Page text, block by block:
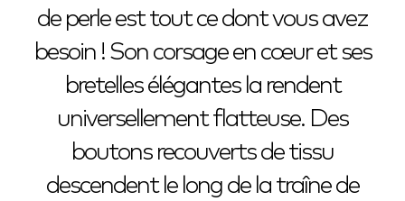
de perle est tout ce dont vous avez
besoin ! Son corsage en cœur et ses
bretelles élégantes la rendent
universellement flatteuse. Des
boutons recouverts de tissu
descendent le long de la traîne de